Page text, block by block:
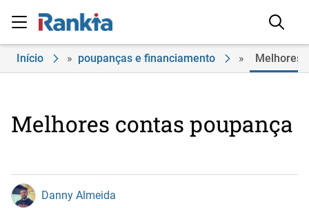
Início » poupanças e financiamento » Melhores
Melhores contas poupança
Danny Almeida